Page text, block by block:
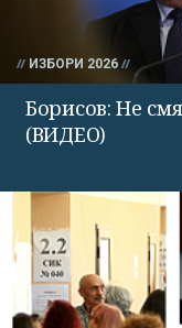
ИЗБОРИ 2026
Борисов: Не
(ВИДЕО)